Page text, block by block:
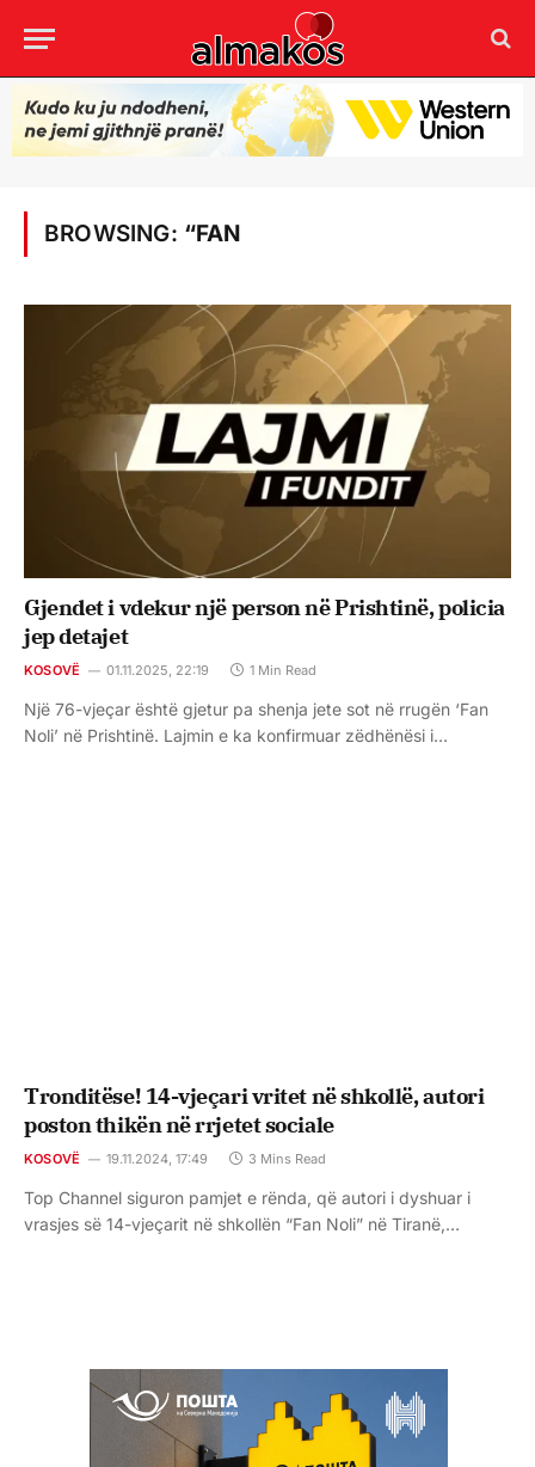
BROWSING: “FAN
Gjendet i vdekur një person në Prishtinë, policia
jep detajet
KOSOVË 01.11.2025, 22:19 1 Min Read
Një 76-vjeçar është gjetur pa shenja jete sot në rrugën ‘Fan
Noli’ në Prishtinë. Lajmin e ka konfirmuar zëdhënësi i…
Tronditëse! 14-vjeçari vritet në shkollë, autori
poston thikën në rrjetet sociale
KOSOVË 19.11.2024, 17:49 3 Mins Read
Top Channel siguron pamjet e rënda, që autori i dyshuar i
vrasjes së 14-vjeçarit në shkollën “Fan Noli” në Tiranë,…